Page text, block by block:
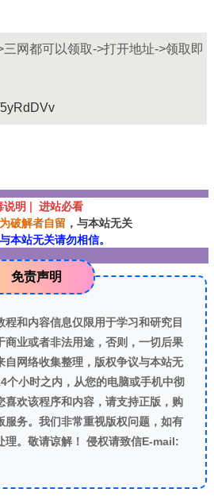
网都可以领取->打开地址->领取即
明 | 进站必看
破解者自留 ，与本站无关
本站无关请勿相信。
免责声明
和内容信息仅限用于学习和研究目
商业或者非法用途，否则，一切后果
自网络收集整理，版权争议与本站无
个小时之内，从您的电脑或手机中彻
喜欢该程序和内容，请支持正版，购
服务。我们非常重视版权问题，如有
理。敬请谅解！ 侵权请致信E-mail: